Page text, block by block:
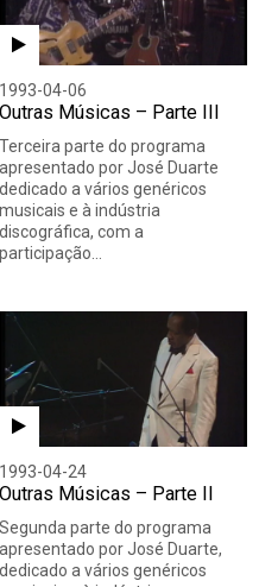
1993-04-06
Outras Músicas – Parte III
Terceira parte do programa
apresentado por José Duarte
dedicado a vários genéricos
musicais e à indústria
discográfica, com a
participação…
1993-04-24
Outras Músicas – Parte II
Segunda parte do programa
apresentado por José Duarte,
dedicado a vários genéricos